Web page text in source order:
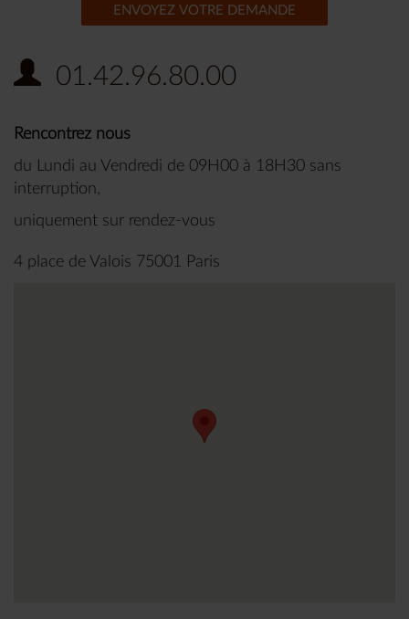
ENVOYEZ VOTRE DEMANDE
01.42.96.80.00
Rencontrez nous
du Lundi au Vendredi de 09H00 à 18H30 sans
interruption,
uniquement sur rendez-vous
4 place de Valois 75001 Paris